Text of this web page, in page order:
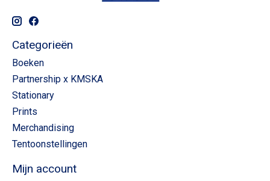
Categorieën
Boeken
Partnership x KMSKA
Stationary
Prints
Merchandising
Tentoonstellingen
Mijn account